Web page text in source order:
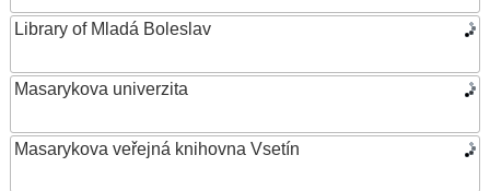
Library of Mladá Boleslav
Masarykova univerzita
Masarykova veřejná knihovna Vsetín